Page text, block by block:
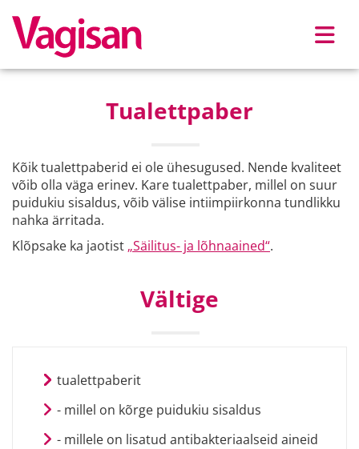
Tualettpaber
Kõik tualettpaberid ei ole ühesugused. Nende kvaliteet
võib olla väga erinev. Kare tualettpaber, millel on suur
puidukiu sisaldus, võib välise intiimpiirkonna tundlikku
nahka ärritada.
Klõpsake ka jaotist „Säilitus- ja lõhnaained“.
Vältige
tualettpaberit
- millel on kõrge puidukiu sisaldus
- millele on lisatud antibakteriaalseid aineid